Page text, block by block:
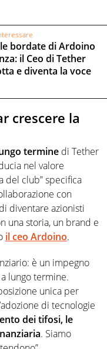
bordate di Ardoino
il Ceo di Tether
e diventa la voce
crescere la
termine di Tether
nel valore
del club” specifica
con
diventare azionisti
una storia, un brand e
il ceo Ardoino.
è un impegno
lungo termine.
unica per
di tecnologie
dei tifosi, le
. Siamo